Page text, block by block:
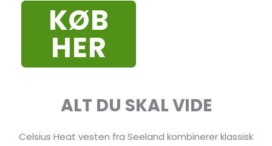
KØB
HER
ALT DU SKAL VIDE
Celsius Heat vesten fra Seeland kombinerer klassisk